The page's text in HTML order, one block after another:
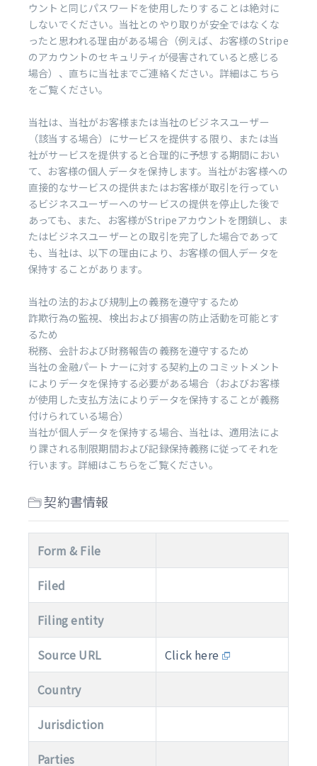
ウントと同じパスワードを使用したりすることは絶対に
しないでください。当社とのやり取りが安全ではなくな
ったと思われる理由がある場合（例えば、お客様のStripe
のアカウントのセキュリティが侵害されていると感じる
場合）、直ちに当社までご連絡ください。詳細はこちら
をご覧ください。
当社は、当社がお客様または当社のビジネスユーザー
（該当する場合）にサービスを提供する限り、または当
社がサービスを提供すると合理的に予想する期間におい
て、お客様の個人データを保持します。当社がお客様への
直接的なサービスの提供またはお客様が取引を行ってい
るビジネスユーザーへのサービスの提供を停止した後で
あっても、また、お客様がStripeアカウントを閉鎖し、ま
たはビジネスユーザーとの取引を完了した場合であって
も、当社は、以下の理由により、お客様の個人データを
保持することがあります。
当社の法的および規制上の義務を遵守するため
詐欺行為の監視、検出および損害の防止活動を可能とす
るため
税務、会計および財務報告の義務を遵守するため
当社の金融パートナーに対する契約上のコミットメント
によりデータを保持する必要がある場合（およびお客様
が使用した支払方法によりデータを保持することが義務
付けられている場合）
当社が個人データを保持する場合、当社は、適用法によ
り課される制限期間および記録保持義務に従ってそれを
行います。詳細はこちらをご覧ください。
契約書情報
Form & File
Filed
Filing entity
Source URL Click here
Country
Jurisdiction
Parties